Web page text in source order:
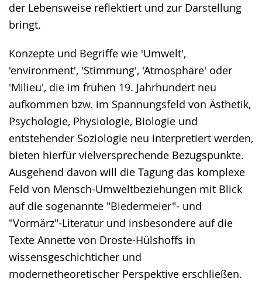
der Lebensweise reflektiert und zur Darstellung
bringt.
Konzepte und Begriffe wie 'Umwelt',
'environment', 'Stimmung', 'Atmosphäre' oder
'Milieu', die im frühen 19. Jahrhundert neu
aufkommen bzw. im Spannungsfeld von Ästhetik,
Psychologie, Physiologie, Biologie und
entstehender Soziologie neu interpretiert werden,
bieten hierfür vielversprechende Bezugspunkte.
Ausgehend davon will die Tagung das komplexe
Feld von Mensch-Umweltbeziehungen mit Blick
auf die sogenannte "Biedermeier"- und
"Vormärz"-Literatur und insbesondere auf die
Texte Annette von Droste-Hülshoffs in
wissensgeschichticher und
modernetheoretischer Perspektive erschließen.